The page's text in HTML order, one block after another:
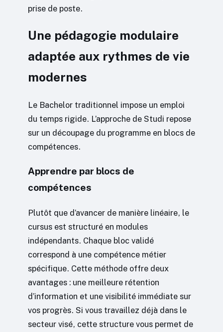
prise de poste.
Une pédagogie modulaire
adaptée aux rythmes de vie
modernes
Le Bachelor traditionnel impose un emploi
du temps rigide. L’approche de Studi repose
sur un découpage du programme en blocs de
compétences.
Apprendre par blocs de
compétences
Plutôt que d’avancer de manière linéaire, le
cursus est structuré en modules
indépendants. Chaque bloc validé
correspond à une compétence métier
spécifique. Cette méthode offre deux
avantages : une meilleure rétention
d’information et une visibilité immédiate sur
vos progrès. Si vous travaillez déjà dans le
secteur visé, cette structure vous permet de